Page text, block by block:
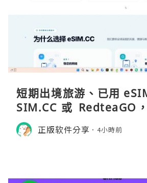
短期出境旅游、已用
SIM.CC 或 RedteaGO
货。需要“当地号码 + 通
打车、外卖、客户联络
正版软件分享 4小時前